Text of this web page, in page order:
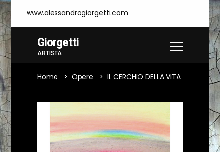
www.alessandrogiorgetti.com
Giorgetti
ARTISTA
Home Opere IL CERCHIO DELLA VITA